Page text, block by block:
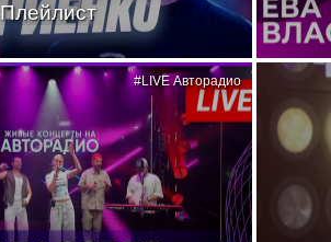
Плейлист
#LIVE Авторадио